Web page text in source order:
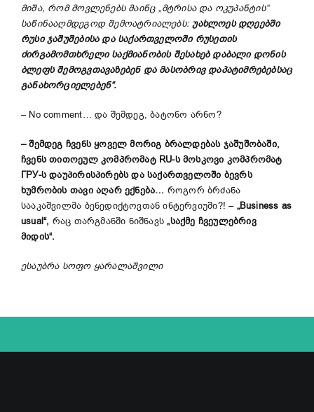
მიშა, რომ მოვლენებს მაინც „მტრისა და ოკუპანტის“
საწინააღმდეგოდ შემოატრიალებს: უახლოეს დღეებში
რუსი ჯაშუშებისა და საქართველოში რუსეთის
ძირგამომთხრელი საქმიანობის შესახებ დაბალი დონის
ბლეფს შემოგვთავაზებენ და მასობრივ დაპატიმრებებსაც
განახორციელებენ“.
– No comment… და შემდეგ, ბატონო არნო?
– შემდეგ ჩვენს ყოველ მორიგ ბრალდებას ჯაშუშობაში,
ჩვენს თითოეულ კომპრომატ RU-ს მოსკოვი კომპრომატ
ГРУ-ს დაუპირისპირებს და საქართველოში ბევრს
ხუმრობის თავი აღარ ექნება… როგორ ბრძანა
სააკაშვილმა ბენედიქტოვთან ინტერვიუში?! – „Business as
usual“, რაც თარგმანში ნიშნავს„საქმე ჩვეულებრივ
მიდის“.
ესაუბრა სოფო ყარალაშვილი